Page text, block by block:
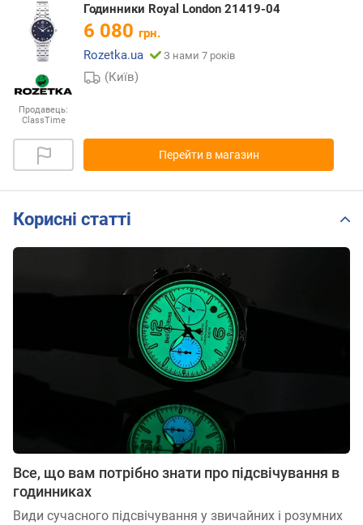
Продавець:
ClassTime
Годинники Royal London 21419-04
6 080 грн.
Rozetka.ua
З нами 7 років
(Київ)
Перейти в магазин
Корисні статті
Все, що вам потрібно знати про підсвічування в
годинниках
Види сучасного підсвічування у звичайних і розумних